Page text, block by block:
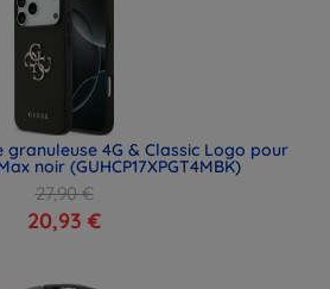
granuleuse 4G & Classic Logo pour
noir (GUHCP17XPGT4MBK)
27,90 €
20,93 €